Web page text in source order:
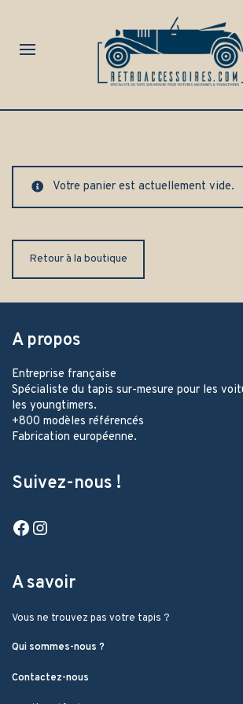
Votre panier est actuellement vide.
Retour à la boutique
A propos
Entreprise française
Spécialiste du tapis sur-mesure pour les
les youngtimers.
+800 modèles référencés
Fabrication européenne.
Suivez-nous !
Facebook
A savoir
Vous ne trouvez pas votre tapis ?
Qui sommes-nous ?
Contactez-nous